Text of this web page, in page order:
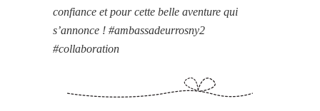
confiance et pour cette belle aventure qui
s’annonce ! #ambassadeurrosny2
#collaboration